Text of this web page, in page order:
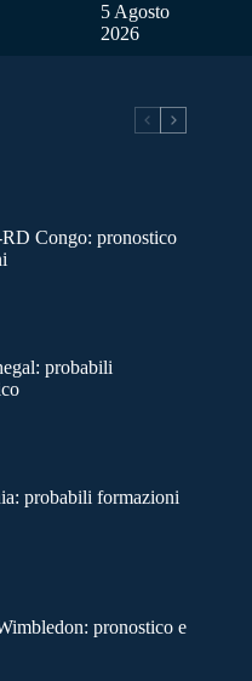
5 Agosto
2026
Congo: pronostico
probabili
probabili formazioni
pronostico e